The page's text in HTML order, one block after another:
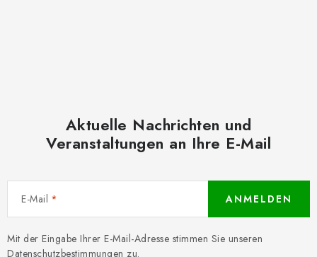
Aktuelle Nachrichten und
Veranstaltungen an Ihre E-Mail
E-Mail
Mit der Eingabe Ihrer E-Mail-Adresse stimmen Sie unseren
Datenschutzbestimmungen zu.
ANMELDEN